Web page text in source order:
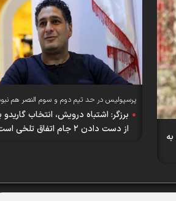
پرسپولیس در حد تیم دوم و سوم النصر هم
برزگر: اشتباه درویش، انتخاب
از دست دادن ۲ جام اتفاق تلخی است